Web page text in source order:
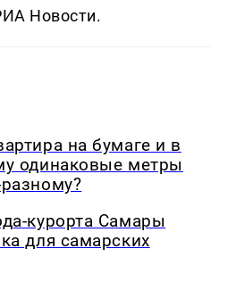
Новости.
на бумаге и в
одинаковые метры
курорта Самары
для самарских